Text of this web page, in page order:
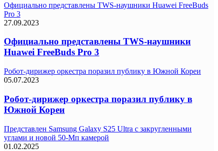
Официально представлены TWS-наушники Huawei FreeBuds
Pro 3
27.09.2023
Официально представлены TWS-наушники
Huawei FreeBuds Pro 3
Робот-дирижер оркестра поразил публику в Южной Кореи
05.07.2023
Робот-дирижер оркестра поразил публику в
Южной Кореи
Представлен Samsung Galaxy S25 Ultra с закругленными
углами и новой 50-Мп камерой
01.02.2025